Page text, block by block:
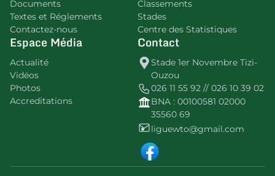
Documents
Textes et Réglements
Contactez-nous
Classements
Stades
Centre des Statistiques
Espace Média
Actualité
Vidéos
Photos
Accreditations
Contact
Stade 1er Novembre Tizi-
Ouzou
026 11 55 92 // 026 10 39 02
BNA : 00100581 02000
35560 69
liguewto@gmail.com